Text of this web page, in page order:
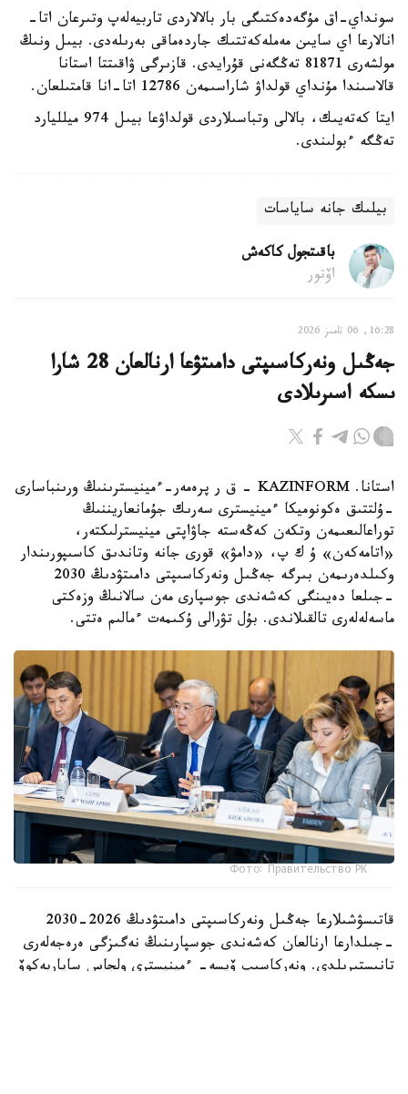
سونداي-اق مۇگەدەكتىگى بار بالالاردى تاربيەلەپ وتىرعان اتا-
انالارعا اي سايىن مەملەكەتتىك جاردەماقى بەرىلەدى. بيىل ونىڭ
مولشەرى 81871 تەڭگەنى قۇرايدى. قازىرگى ۋاقىتتا استانا
قالاسىندا مۇنداي قولداۋ شاراسىمەن 12786 اتا-انا قامتىلعان.
ايتا كەتەيىك، بالالى وتباسىلاردى قولداۋعا بيىل 974 ميلليارد
تەڭگە ءبولىندى.
بيلىك جانە ساياسات
باقىتجول كاكەش
اۆتور
16:28, 06 تامىز 2026
جەڭىل ونەركاسىپتى دامىتۋعا ارنالعان 28 شارا
ىسكە اسىرىلادى
استانا. KAZINFORM - ق ر پرەمەر-ءمينيسترىنىڭ ورىنباسارى
-ۇلتتىق ەكونوميكا ءمينيسترى سەرىك جۇمانعاريننىڭ
توراعالىعىمەن وتكەن كەڭەستە جاۋاپتى مينيسترلىكتەر،
«اتامەكەن» ۇ ك پ، «دامۋ» قورى جانە وتاندىق كاسىپورىندار
وكىلدەرىمەن بىرگە جەڭىل ونەركاسىپتى دامىتۋدىڭ 2030
-جىلعا دەيىنگى كەشەندى جوسپارى مەن سالانىڭ وزەكتى
ماسەلەلەرى تالقىلاندى. بۇل تۋرالى ۇكىمەت ءمالىم ەتتى.
Фото: Правительство РК
قاتىسۋشىلارعا جەڭىل ونەركاسىپتى دامىتۋدىڭ 2026-2030
-جىلدارعا ارنالعان كەشەندى جوسپارىنىڭ نەگىزگى ەرەجەلەرى
تانىستىرىلدى. ونەركاسىپ ۆيسە- ءمينيسترى ولجاس ساپاربەكوۆ